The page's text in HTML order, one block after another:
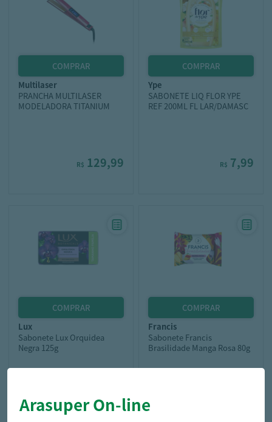
multilaser
PRANCHA MULTILASER
MODELADORA TITANIUM
R$ 129,99
ype
SABONETE LIQ FLOR YPE
REF 200ML FL LAR/DAMASC
R$ 7,99
lux
Sabonete Lux Orquidea
Negra 125g
R$ 4,39
francis
Sabonete Francis
Brasilidade Manga Rosa 80g
Arasuper On-line